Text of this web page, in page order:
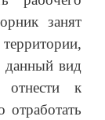
занят
данный вид
отнести к